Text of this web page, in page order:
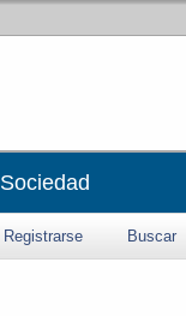
Registrarse Buscar